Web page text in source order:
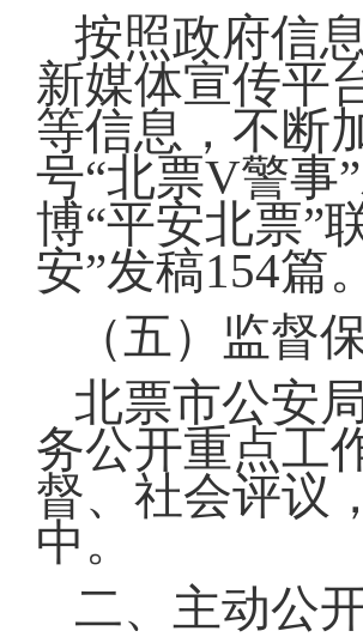
按照政府信
新媒体宣传平
等信息，不断
号“北票V警事
博“平安北票”
安”发稿154篇。
（五）监督
北票市公安
务公开重点工
督、社会评议
中。
二、主动公